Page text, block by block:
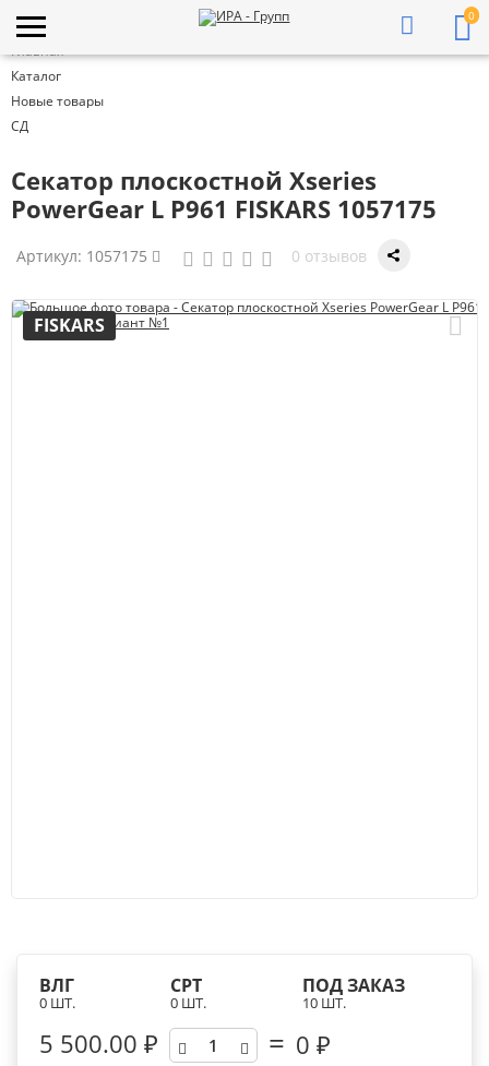
0
Главная
Каталог
Новые товары
СД
Секатор плоскостной Xseries
PowerGear L P961 FISKARS 1057175
Артикул: 1057175 0 отзывов
FISKARS
ВЛГ
0 ШТ.
СРТ
0 ШТ.
ПОД ЗАКАЗ
10 ШТ.
5 500.00 ₽ 0 ₽